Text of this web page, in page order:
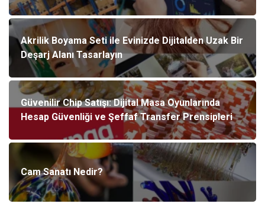
Akrilik Boyama Seti ile Evinizde Dijitalden Uzak Bir
Deşarj Alanı Tasarlayın
Güvenilir Chip Satışı: Dijital Masa Oyunlarında
Hesap Güvenliği ve Şeffaf Transfer Prensipleri
Cam Sanatı Nedir?